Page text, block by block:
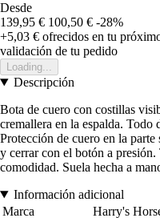
Desde
139,95 € 100,50 € -28%
+5,03 € ofrecidos en tu
validación de tu pedido
Loading...
Descripción
Bota de cuero con costillas
cremallera en la espalda. Todo
Protección de cuero en la
y cerrar con el botón a
comodidad. Suela hecha a
Información adicional
Marca
Harry's